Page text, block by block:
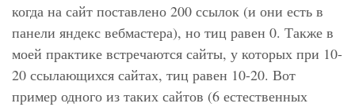
когда на сайт поставлено 200 ссылок (и они есть в
панели яндекс вебмастера), но тиц равен 0. Также в
моей практике встречаются сайты, у которых при 10-
20 ссылающихся сайтах, тиц равен 10-20. Вот
пример одного из таких сайтов (6 естественных